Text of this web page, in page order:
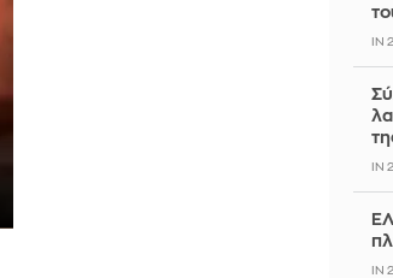
IN
IN
IN